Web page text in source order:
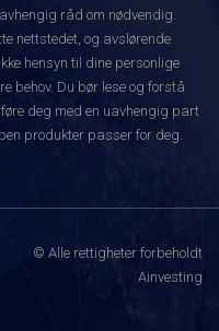
råd om nødvendig.
nettstedet, og avslørende
hensyn til dine personlige
behov. Du bør lese og forstå
deg med en uavhengig part
produkter passer for deg.
© Alle rettigheter forbeholdt
Ainvesting